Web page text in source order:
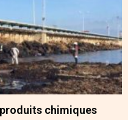
chimiques